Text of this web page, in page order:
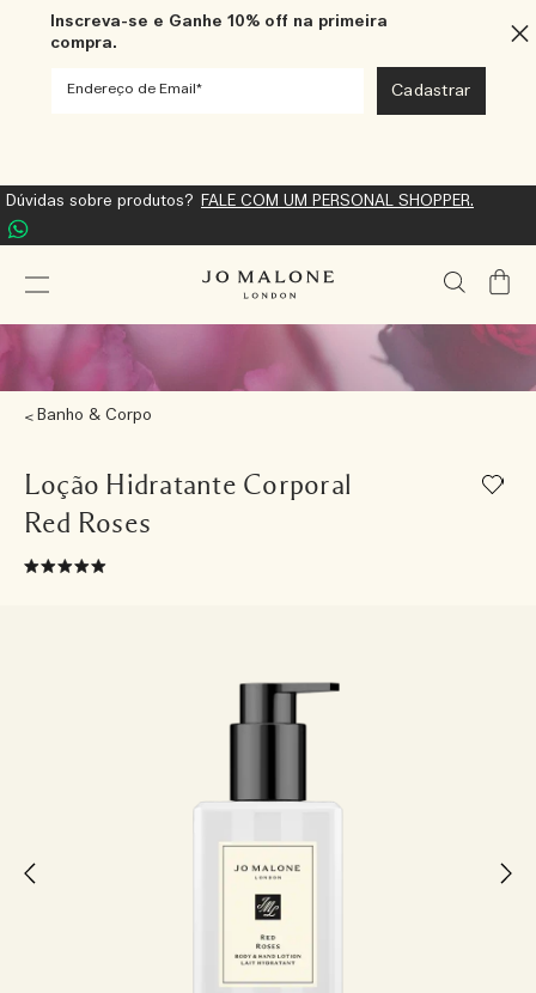
Inscreva-se e Ganhe 10% off na primeira
compra.
Dúvidas sobre produtos? FALE COM UM PERSONAL SHOPPER.
Meu
Banho & Corpo
Loção Hidratante Corporal
Red Roses